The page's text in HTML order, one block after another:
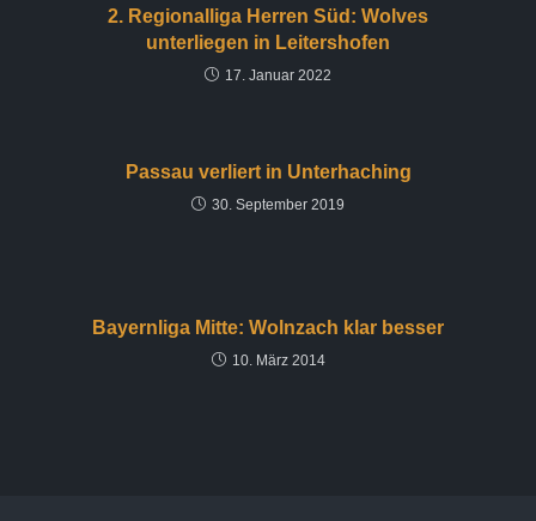
2. Regionalliga Herren Süd: Wolves
unterliegen in Leitershofen
17. Januar 2022
Passau verliert in Unterhaching
30. September 2019
Bayernliga Mitte: Wolnzach klar besser
10. März 2014